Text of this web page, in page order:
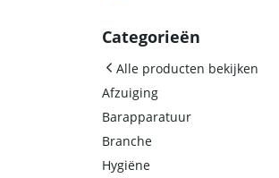
Categorieën
Alle producten bekijken
Afzuiging
Barapparatuur
Branche
Hygiëne